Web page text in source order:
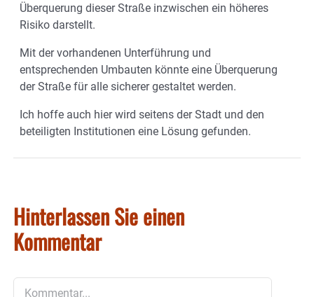
Überquerung dieser Straße inzwischen ein höheres
Risiko darstellt.
Mit der vorhandenen Unterführung und
entsprechenden Umbauten könnte eine Überquerung
der Straße für alle sicherer gestaltet werden.
Ich hoffe auch hier wird seitens der Stadt und den
beteiligten Institutionen eine Lösung gefunden.
Hinterlassen Sie einen
Kommentar